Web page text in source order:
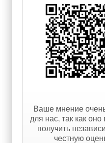
Ваше мнение
для нас, так как
получить
честную